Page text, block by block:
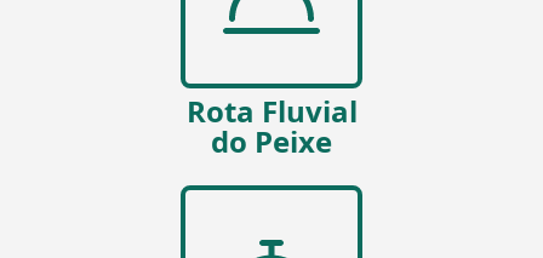
Rota Fluvial
do Peixe